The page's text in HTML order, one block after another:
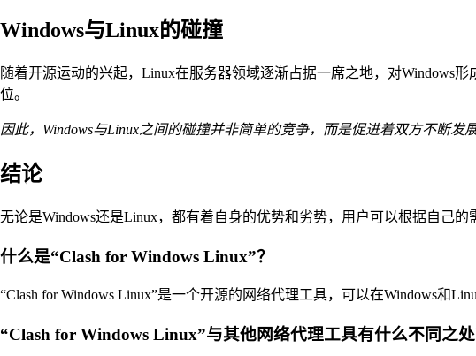
Windows与Linux的碰撞
随着开源运动的兴起，Linux在服务器领域逐渐占据一席之地，对Windows
位。
因此，Windows与Linux之间的碰撞并非简单的竞争，而是促进着双方不断发
结论
无论是Windows还是Linux，都有着自身的优势和劣势，用户可以根据自己
什么是“Clash for Windows Linux”？
“Clash for Windows Linux”是一个开源的网络代理工具，可以在Windows和
“Clash for Windows Linux”与其他网络代理工具有什么不同之处